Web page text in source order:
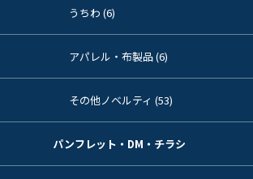
うちわ (6)
アパレル・布製品 (6)
その他ノベルティ (53)
パンフレット・DM・チラシ